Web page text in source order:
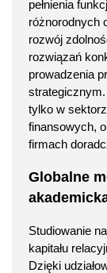
pełnienia
różnorodnych
rozwój
rozwiązań
prowadzenia
strategicznym.
tylko w
finansowych,
firmach
Globalne
Studiowanie
kapitału
Dzięki